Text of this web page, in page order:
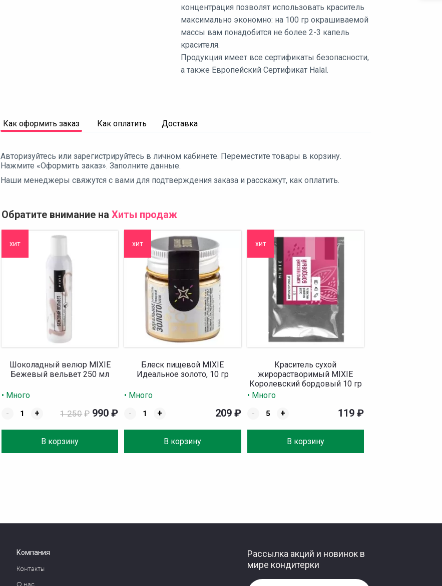
концентрация позволят использовать краситель
максимально экономно: на 100 гр окрашиваемой
массы вам понадобится не более 2-3 капель
красителя.
Продукция имеет все сертификаты безопасности,
а также Европейский Сертификат Halal.
Как оформить заказ Как оплатить Доставка
Авторизуйтесь или зарегистрируйтесь в личном кабинете. Переместите товары в корзину.
Нажмите «Оформить заказ». Заполните данные.
Наши менеджеры свяжутся с вами для подтверждения заказа и расскажут, как оплатить.
Обратите внимание на Хиты продаж
хит
Шоколадный велюр MIXIE
Бежевый вельвет 250 мл
• Много
-
+
В корзину
1 250 ₽ 990₽
хит
Блеск пищевой MIXIE
Идеальное золото, 10 гр
• Много
-
+
В корзину
209 ₽
хит
Краситель сухой
жирорастворимый MIXIE
Королевский бордовый 10 гр
• Много
-
+
В корзину
119 ₽
Компания
Контакты
О нас
Рассылка акций и новинок в
мире кондитерки